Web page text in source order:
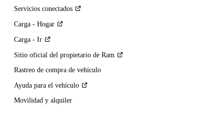
Servicios conectados
Carga - Hogar
Carga - Ir
Sitio oficial del propietario de Ram
Rastreo de compra de vehículo
Ayuda para el vehículo
Movilidad y alquiler